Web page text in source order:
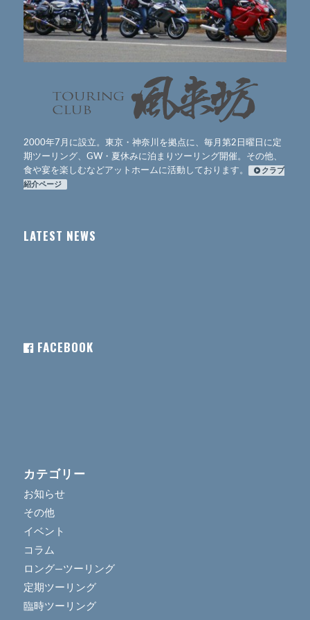
2000年7月に設立。東京・神奈川を拠点に、毎月第2日曜日に定
期ツーリング、GW・夏休みに泊まりツーリング開催。その他、
食や宴を楽しむなどアットホームに活動しております。
クラブ
紹介ページ
LATEST NEWS
FACEBOOK
カテゴリー
お知らせ
その他
イベント
コラム
ロング―ツーリング
定期ツーリング
臨時ツーリング